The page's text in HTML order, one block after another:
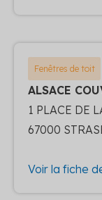
Fenêtres de toit
ALSACE
1 PLACE DE
67000
Voir la fiche